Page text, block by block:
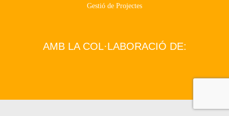
Gestió de Projectes
AMB LA COL·LABORACIÓ DE: